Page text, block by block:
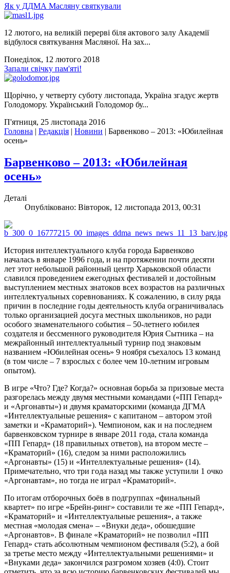
Як у ДДМА Масляну святкували
12 лютого, на великій перерві біля актового залу Академії
відбулося святкування Масляної. На зах...
Понеділок, 12 лютого 2018
Запали свічку пам'яті!
Щорічно, у четверту суботу листопада, Україна згадує жертв
Голодомору. Український Голодомор бу...
П'ятниця, 25 листопада 2016
Головна | Редакція | Новини | Барвенково – 2013: «Юбилейная
осень»
Барвенково – 2013: «Юбилейная
осень»
Деталі
Опубліковано: Вівторок, 12 листопада 2013, 00:31
История интеллектуального клуба города Барвенково
началась в январе 1996 года, и на протяжении почти десяти
лет этот небольшой районный центр Харьковской области
славился проведением ежегодных фестивалей и достойным
выступлением местных знатоков всех возрастов на различных
интеллектуальных соревнованиях. К сожалению, в силу ряда
причин в последние годы деятельность клуба ограничивалась
только организацией досуга местных школьников, но ради
особого знаменательного события – 50-летнего юбилея
создателя и бессменного руководителя Юрия Сытника – на
межрайонный интеллектуальный турнир под знаковым
названием «Юбилейная осень» 9 ноября съехалось 13 команд
(в том числе – 7 взрослых с более чем 10-летним игровым
опытом).
В игре «Что? Где? Когда?» основная борьба за призовые места
разгорелась между двумя местными командами («ПП Гепард»
и «Аргонавты») и двумя краматорскими (команда ДГМА
«Интеллектуальные решения» с капитаном – автором этой
заметки и «Краматорий»). Чемпионом, как и на последнем
барвенковском турнире в январе 2011 года, стала команда
«ПП Гепард» (18 правильных ответов), на втором месте –
«Краматорий» (16), следом за ними расположились
«Аргонавты» (15) и «Интеллектуальные решения» (14).
Примечательно, что три года назад мы также уступили 1 очко
«Аргонавтам», но тогда не играл «Краматорий».
По итогам отборочных боёв в подгруппах «финальный
квартет» по игре «Брейн-ринг» составили те же «ПП Гепард»,
«Краматорий» и «Интеллектуальные решения», а также
местная «молодая смена» – «Внуки деда», обошедшие
«Аргонавтов». В финале «Краматорий» не позволил «ПП
Гепард» стать абсолютным чемпионом фестиваля (5:2), а бой
за третье место между «Интеллектуальными решениями» и
«Внуками деда» закончился разгромом хозяев (4:0). Стоит